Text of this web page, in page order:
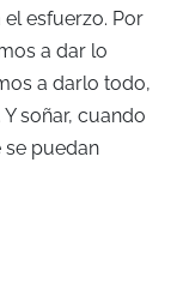
esfuerzo. Por
a dar lo
a darlo todo,
soñar, cuando
se puedan